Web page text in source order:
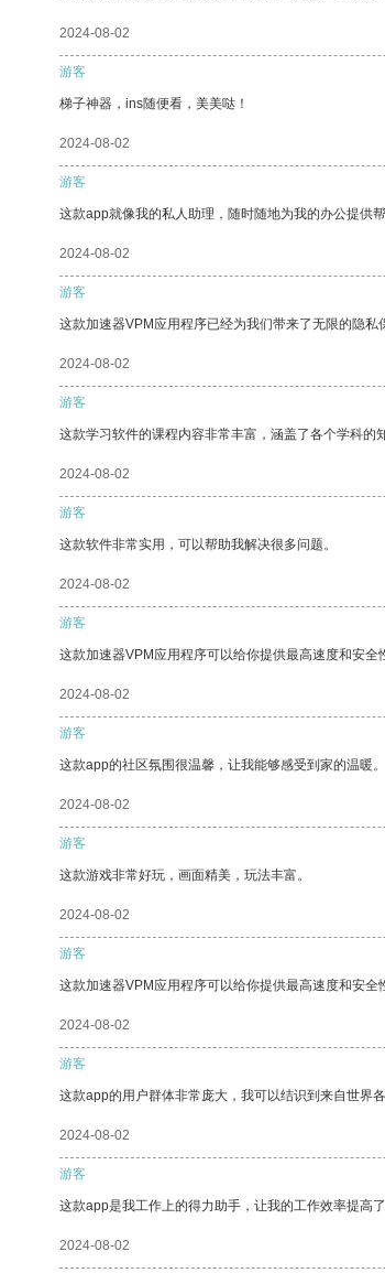
2024-08-02
游客
梯子神器，ins随便看，美美哒！
2024-08-02
游客
这款app就像我的私人助理，随时随地为我的办公提供
2024-08-02
游客
这款加速器VPM应用程序已经为我们带来了无限的隐私
2024-08-02
游客
这款学习软件的课程内容非常丰富，涵盖了各个学科的
2024-08-02
游客
这款软件非常实用，可以帮助我解决很多问题。
2024-08-02
游客
这款加速器VPM应用程序可以给你提供最高速度和安全
2024-08-02
游客
这款app的社区氛围很温馨，让我能够感受到家的温暖。
2024-08-02
游客
这款游戏非常好玩，画面精美，玩法丰富。
2024-08-02
游客
这款加速器VPM应用程序可以给你提供最高速度和安全
2024-08-02
游客
这款app的用户群体非常庞大，我可以结识到来自世界各
2024-08-02
游客
这款app是我工作上的得力助手，让我的工作效率提高
2024-08-02